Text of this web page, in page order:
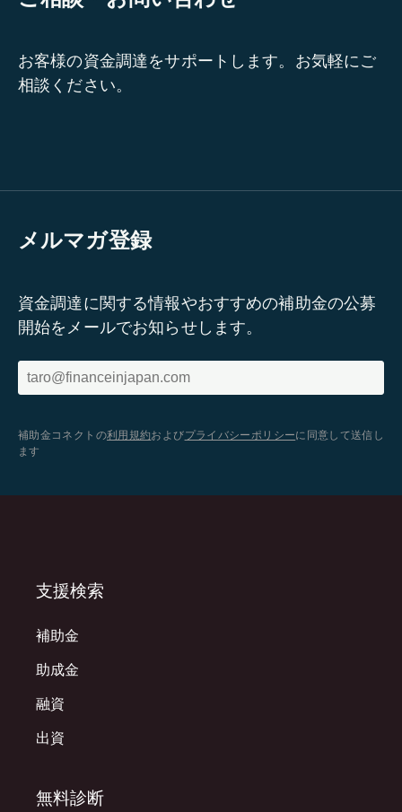
お客様の資金調達をサポートします。お気軽にご
相談ください。
メルマガ登録
資金調達に関する情報やおすすめの補助金の公募
開始をメールでお知らせします。
補助金コネクトの利用規約およびプライバシーポリシーに同意して送信し
ます
支援検索
補助金
助成金
融資
出資
無料診断